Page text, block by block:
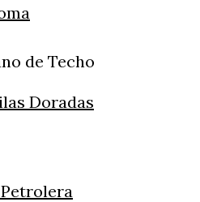
de Techo
Doradas